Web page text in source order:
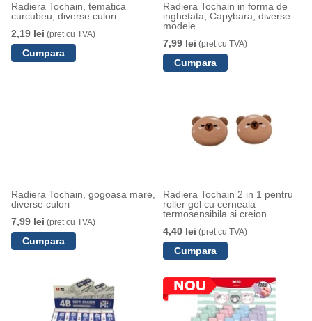
Radiera Tochain, tematica
curcubeu, diverse culori
2,19 lei (pret cu TVA)
Radiera Tochain in forma de
inghetata, Capybara, diverse
modele
7,99 lei (pret cu TVA)
Radiera Tochain, gogoasa mare,
diverse culori
7,99 lei (pret cu TVA)
Radiera Tochain 2 in 1 pentru
roller gel cu cerneala
termosensibila si creion
4,40 lei (pret cu TVA)